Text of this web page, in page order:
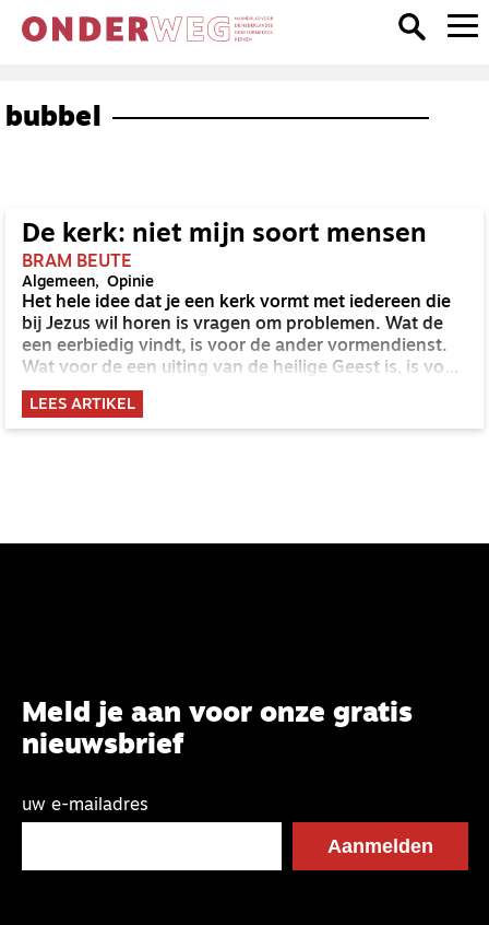
bubbel
De kerk: niet mijn soort mensen
BRAM BEUTE
Algemeen Opinie
Het hele idee dat je een kerk vormt met iedereen die
bij Jezus wil horen is vragen om problemen. Wat de
een eerbiedig vindt, is voor de ander vormendienst.
Wat voor de een uiting van de heilige Geest is, is voor
de ander jezelf wat wijs maken.
LEES ARTIKEL
Meld je aan voor onze gratis
nieuwsbrief
uw e-mailadres